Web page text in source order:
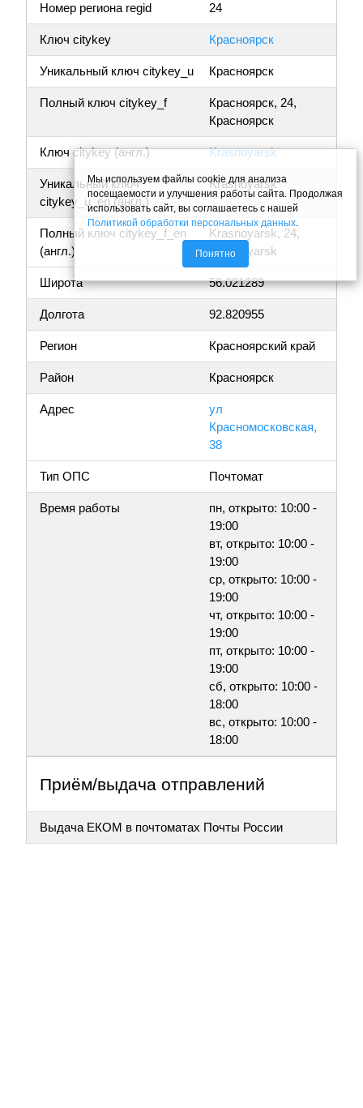
Номер региона regid
24
Ключ citykey Красноярск
Уникальный ключ citykey_u Красноярск
Полный ключ citykey_f
Красноярск, 24,
Красноярск
Ключ citykey (англ.) Krasnoyarsk
Уникальный ключ
citykey_u_en (англ.)
Krasnoyarsk
Полный ключ citykey_f_en
(англ.)
Krasnoyarsk, 24,
Krasnoyarsk
Широта 56.021289
Долгота 92.820955
Регион Красноярский край
Район Красноярск
Адрес
ул
Красномосковская,
38
Тип ОПС Почтомат
Время работы
пн, открыто: 10:00 -
19:00
вт, открыто: 10:00 -
19:00
ср, открыто: 10:00 -
19:00
чт, открыто: 10:00 -
19:00
пт, открыто: 10:00 -
19:00
сб, открыто: 10:00 -
18:00
вс, открыто: 10:00 -
18:00
Приём/выдача отправлений
Выдача ЕКОМ в почтоматах Почты России
Мы используем файлы cookie для анализа
посещаемости и улучшения работы сайта. Продолжая
использовать сайт, вы соглашаетесь с нашей
Политикой обработки персональных данных
Понятно